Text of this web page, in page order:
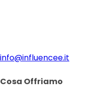
info@influencee.it
Cosa Offriamo